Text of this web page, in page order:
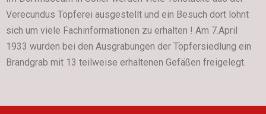
Verecundus Töpferei ausgestellt und ein Besuch dort lohnt
sich um viele Fachinformationen zu erhalten ! Am 7.April
1933 wurden bei den Ausgrabungen der Töpfersiedlung ein
Brandgrab mit 13 teilweise erhaltenen Gefäßen freigelegt.